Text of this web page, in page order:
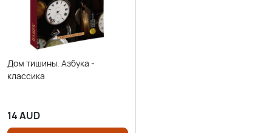
Дом тишины. Азбука -
классика
14AUD